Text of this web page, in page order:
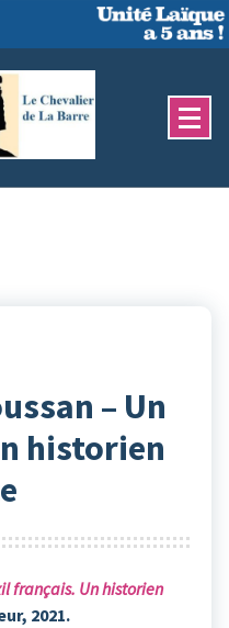
– Un
historien
français. Un historien
2021.